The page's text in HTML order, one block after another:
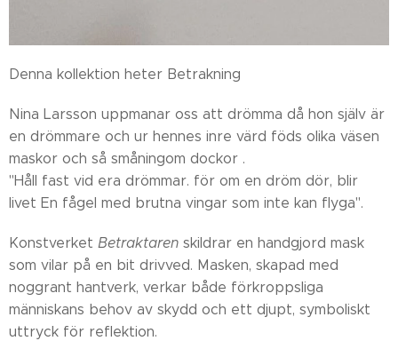
Denna kollektion heter Betrakning
Nina Larsson uppmanar oss att drömma då hon själv är
en drömmare och ur hennes inre värd föds olika väsen
maskor och så småningom dockor .
"Håll fast vid era drömmar. för om en dröm dör, blir
livet En fågel med brutna vingar som inte kan flyga".
Konstverket Betraktaren skildrar en handgjord mask
som vilar på en bit drivved. Masken, skapad med
noggrant hantverk, verkar både förkroppsliga
människans behov av skydd och ett djupt, symboliskt
uttryck för reflektion.